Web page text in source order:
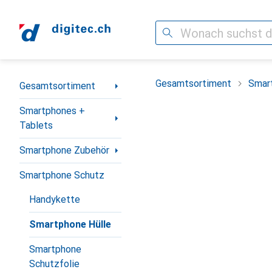
Suche
Navigation nach Kategorien
Gesamtsortiment
Smartphones +
Tablets
Smartphone Zubehör
Smartphone Schutz
Handykette
Smartphone Hülle
Smartphone
Schutzfolie
Gesamtsortiment